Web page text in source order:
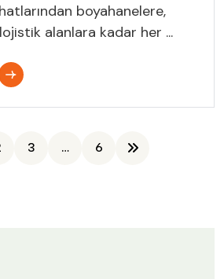
boyahanelere,
alanlara kadar her ...
3 … 6